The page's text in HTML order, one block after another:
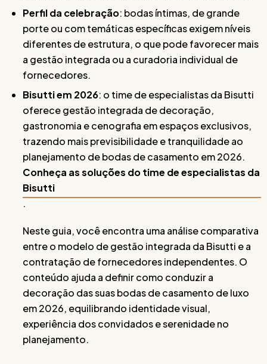
Perfil da celebração: bodas íntimas, de grande
porte ou com temáticas específicas exigem níveis
diferentes de estrutura, o que pode favorecer mais
a gestão integrada ou a curadoria individual de
fornecedores.
Bisutti em 2026: o time de especialistas da Bisutti
oferece gestão integrada de decoração,
gastronomia e cenografia em espaços exclusivos,
trazendo mais previsibilidade e tranquilidade ao
planejamento de bodas de casamento em 2026.
Conheça as soluções do time de especialistas da
Bisutti
.
Neste guia, você encontra uma análise comparativa
entre o modelo de gestão integrada da Bisutti e a
contratação de fornecedores independentes. O
conteúdo ajuda a definir como conduzir a
decoração das suas bodas de casamento de luxo
em 2026, equilibrando identidade visual,
experiência dos convidados e serenidade no
planejamento.